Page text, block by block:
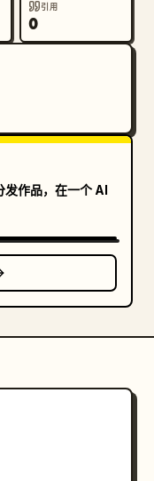
引用
0
发作品，在一个 AI